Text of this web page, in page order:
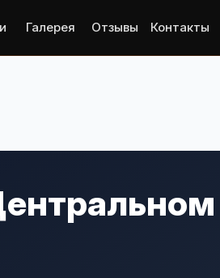
Галерея Отзывы Контакты